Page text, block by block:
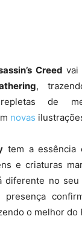
Creed vai
,
repletas de
novas
tem a essência
e criaturas
diferente no seu
o melhor do